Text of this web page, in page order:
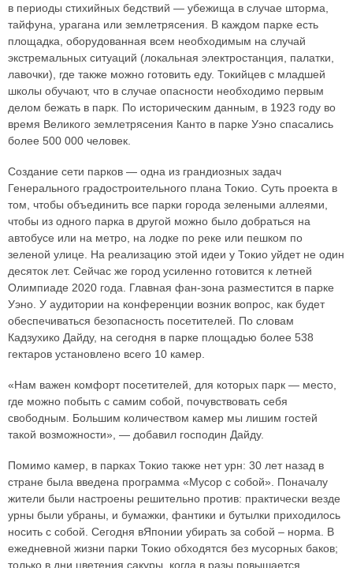
в периоды стихийных бедствий — убежища в случае шторма,
тайфуна, урагана или землетрясения. В каждом парке есть
площадка, оборудованная всем необходимым на случай
экстремальных ситуаций (локальная электростанция, палатки,
лавочки), где также можно готовить еду. Токийцев с младшей
школы обучают, что в случае опасности необходимо первым
делом бежать в парк. По историческим данным, в 1923 году во
время Великого землетрясения Канто в парке Уэно спасались
более 500 000 человек.
Создание сети парков — одна из грандиозных задач
Генерального градостроительного плана Токио. Суть проекта в
том, чтобы объединить все парки города зелеными аллеями,
чтобы из одного парка в другой можно было добраться на
автобусе или на метро, на лодке по реке или пешком по
зеленой улице. На реализацию этой идеи у Токио уйдет не один
десяток лет. Сейчас же город усиленно готовится к летней
Олимпиаде 2020 года. Главная фан-зона разместится в парке
Уэно. У аудитории на конференции возник вопрос, как будет
обеспечиваться безопасность посетителей. По словам
Кадзухико Дайду, на сегодня в парке площадью более 538
гектаров установлено всего 10 камер.
«Нам важен комфорт посетителей, для которых парк — место,
где можно побыть с самим собой, почувствовать себя
свободным. Большим количеством камер мы лишим гостей
такой возможности», — добавил господин Дайду.
Помимо камер, в парках Токио также нет урн: 30 лет назад в
стране была введена программа «Мусор с собой». Поначалу
жители были настроены решительно против: практически везде
урны были убраны, и бумажки, фантики и бутылки приходилось
носить с собой. Сегодня вЯпонии убирать за собой – норма. В
ежедневной жизни парки Токио обходятся без мусорных баков;
только в дни цветения сакуры, когда в разы повышается